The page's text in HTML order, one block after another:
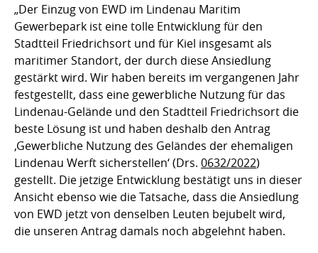
„Der Einzug von EWD im Lindenau Maritim
Gewerbepark ist eine tolle Entwicklung für den
Stadtteil Friedrichsort und für Kiel insgesamt als
maritimer Standort, der durch diese Ansiedlung
gestärkt wird. Wir haben bereits im vergangenen Jahr
festgestellt, dass eine gewerbliche Nutzung für das
Lindenau-Gelände und den Stadtteil Friedrichsort die
beste Lösung ist und haben deshalb den Antrag
‚Gewerbliche Nutzung des Geländes der ehemaligen
Lindenau Werft sicherstellen‘ (Drs. 0632/2022)
gestellt. Die jetzige Entwicklung bestätigt uns in dieser
Ansicht ebenso wie die Tatsache, dass die Ansiedlung
von EWD jetzt von denselben Leuten bejubelt wird,
die unseren Antrag damals noch abgelehnt haben.